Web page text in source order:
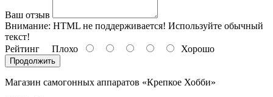
Ваш отзыв
Внимание: HTML не поддерживается! Используйте обычный
текст!
Рейтинг Плохо Хорошо
Продолжить
Магазин самогонных аппаратов «Крепкое Хобби»